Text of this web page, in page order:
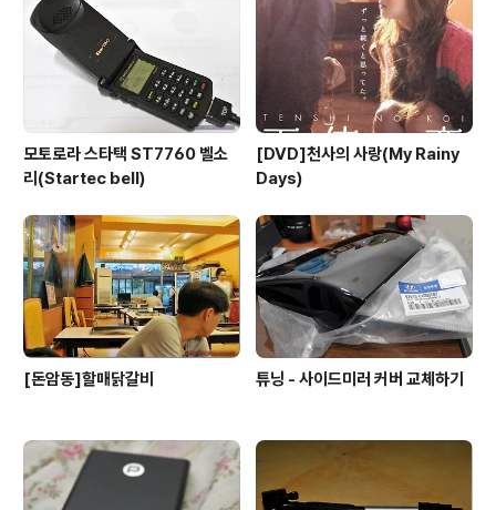
모토로라 스타택 ST7760 벨소
리(Startec bell)
[DVD]천사의 사랑(My Rainy
Days)
[돈암동]할매닭갈비 튜닝 - 사이드미러 커버 교체하기